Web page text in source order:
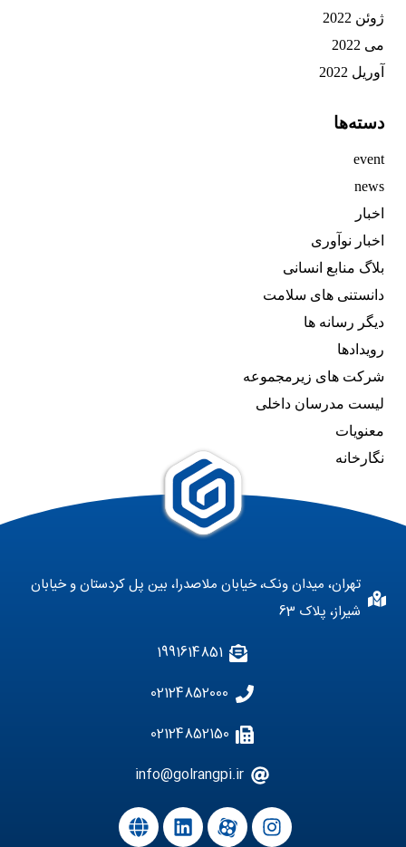
ژوئن 2022
می 2022
آوریل 2022
دسته‌ها
event
news
اخبار
اخبار نوآوری
بلاگ منابع انسانی
دانستنی های سلامت
دیگر رسانه ها
رویدادها
شرکت های زیرمجموعه
لیست مدرسان داخلی
معنویات
نگارخانه
تهران، میدان ونک، خیابان ملاصدرا، بین پل کردستان و خیابان
شیراز، پلاک 63
1991614851
02124852000
02124852150
info@golrangpi.ir